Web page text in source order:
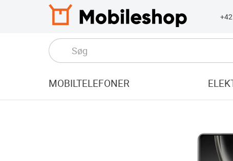
MOBILTELEFONER